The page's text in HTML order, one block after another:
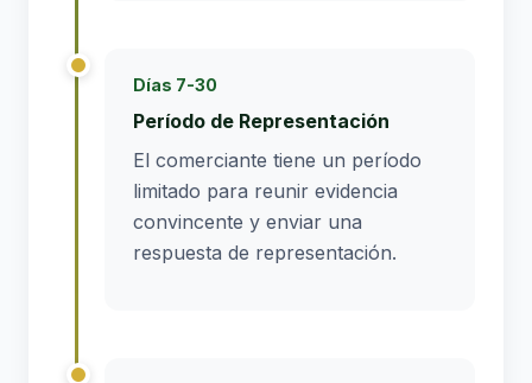
Días 7-30
Período de Representación
El comerciante tiene un período
limitado para reunir evidencia
convincente y enviar una
respuesta de representación.